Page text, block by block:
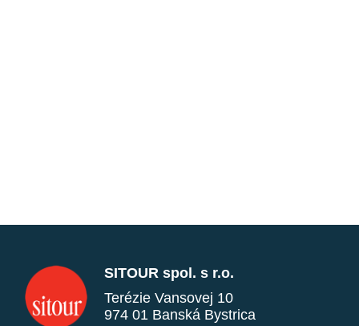
SITOUR spol. s r.o.
Terézie Vansovej 10
974 01 Banská Bystrica